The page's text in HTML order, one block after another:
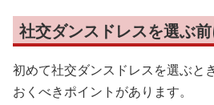
社交ダンスドレスを選ぶ
初めて社交ダンスドレスを選ぶと
おくべきポイントがあります。